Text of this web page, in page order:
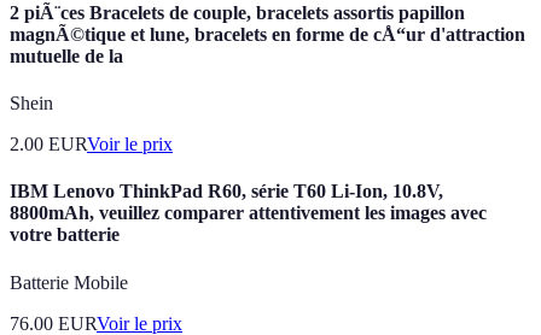
2 piÃ¨ces Bracelets de couple, bracelets assortis papillon
magnÃ©tique et lune, bracelets en forme de cÅ“ur d'attraction
mutuelle de la
Shein
2.00 EURVoir le prix
IBM Lenovo ThinkPad R60, série T60 Li-Ion, 10.8V,
8800mAh, veuillez comparer attentivement les images avec
votre batterie
Batterie Mobile
76.00 EURVoir le prix